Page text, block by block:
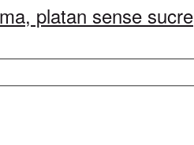
platan sense sucre